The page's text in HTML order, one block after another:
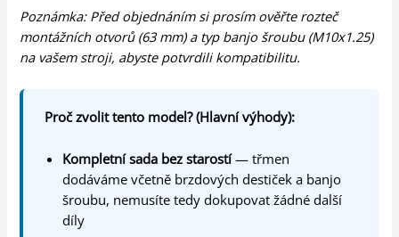
Poznámka: Před objednáním si prosím ověřte rozteč
montážních otvorů (63 mm) a typ banjo šroubu (M10x1.25)
na vašem stroji, abyste potvrdili kompatibilitu.
Proč zvolit tento model? (Hlavní výhody):
Kompletní sada bez starostí— třmen
dodáváme včetně brzdových destiček a banjo
šroubu, nemusíte tedy dokupovat žádné další
díly